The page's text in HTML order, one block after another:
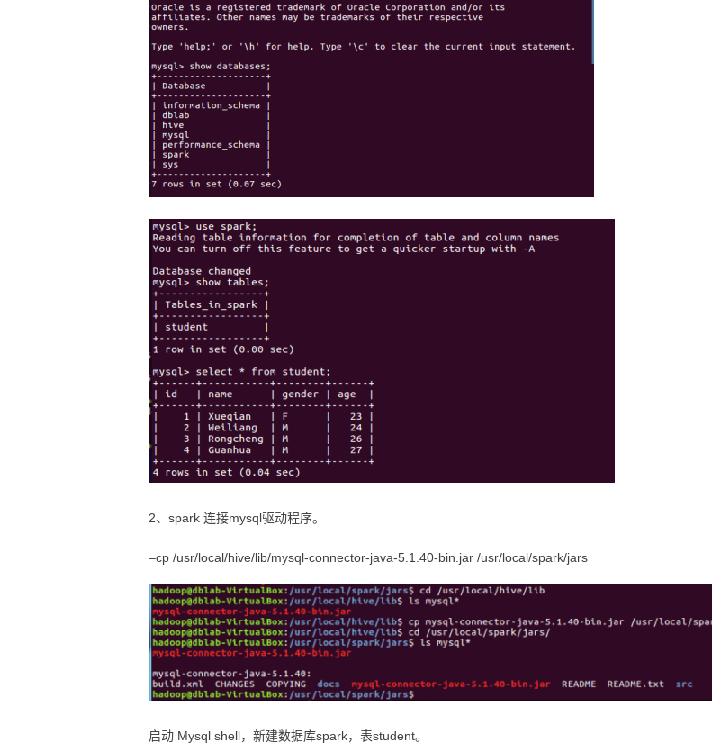
2、spark 连接mysql驱动程序。
–cp /usr/local/hive/lib/mysql-connector-java-5.1.40-bin.jar /usr/local/spark/jars
启动 Mysql shell，新建数据库spark，表student。